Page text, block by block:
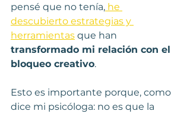
pensé que no tenía, he
descubierto estrategias y
herramientas que han
transformado mi relación con el
bloqueo creativo.
Esto es importante porque, como
dice mi psicóloga: no es que la